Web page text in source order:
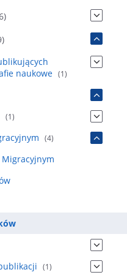
naukowe (1)
(1)
(4)
(1)